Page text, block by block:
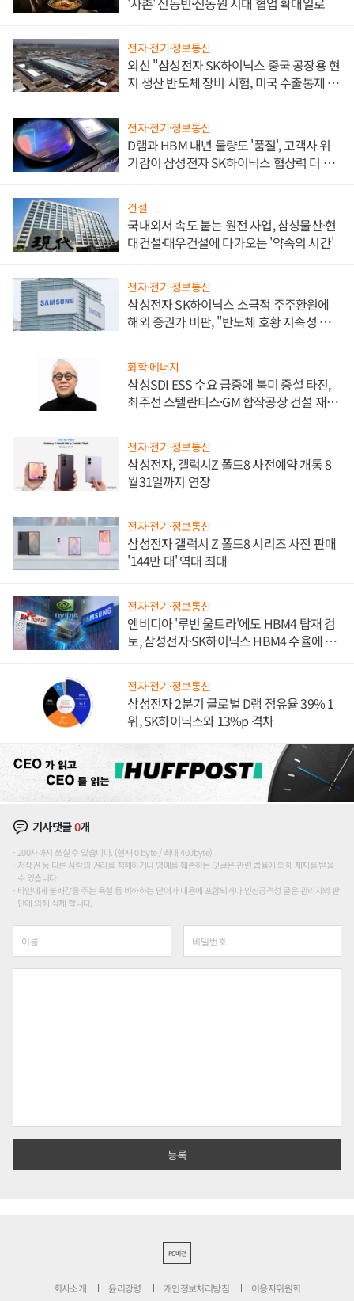
전자·전기·정보통신
외신 "삼성전자 SK하이닉스 중국 공장용 현
지 생산 반도체 장비 시험, 미국 수출통제 대
전자·전기·정보통신
D램과 HBM 내년 물량도 '품절', 고객사 위
기감이 삼성전자 SK하이닉스 협상력 더 키
건설
국내외서 속도 붙는 원전 사업, 삼성물산·현
대건설·대우건설에 다가오는 '약속의 시간'
전자·전기·정보통신
삼성전자 SK하이닉스 소극적 주주환원에
해외 증권가 비판, "반도체 호황 지속성 의
화학·에너지
삼성SDI ESS 수요 급증에 북미 증설 타진,
최주선 스텔란티스·GM 합작공장 건설 재추
전자·전기·정보통신
삼성전자, 갤럭시Z 폴드8 사전예약 개통 8
월31일까지 연장
전자·전기·정보통신
삼성전자 갤럭시 Z 폴드8 시리즈 사전 판매
'144만 대' 역대 최대
전자·전기·정보통신
엔비디아 '루빈 울트라'에도 HBM4 탑재 검
토, 삼성전자·SK하이닉스 HBM4 수율에 주
전자·전기·정보통신
삼성전자 2분기 글로벌 D램 점유율 39% 1
위, SK하이닉스와 13%p 격차
기사댓글0개
200자까지 쓰실 수 있습니다. (현재 0 byte / 최대 400byte)
저작권 등 다른 사람의 권리를 침해하거나 명예를 훼손하는 댓글은 관련 법률에 의해 제재를 받을
수 있습니다.
타인에게 불쾌감을 주는 욕설 등 비하하는 단어가 내용에 포함되거나 인신공격성 글은 관리자의 판
단에 의해 삭제 합니다.
PC버전
회사소개 윤리강령 개인정보처리방침 이용자위원회